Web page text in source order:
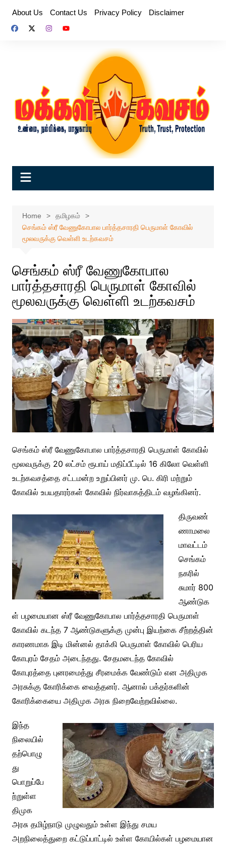
content
About Us Contact Us Privacy Policy Disclaimer
Home
தமிழகம்
செங்கம் ஸ்ரீ வேணுகோபால பார்த்தசாரதி பெருமாள் கோவில்
மூலவருக்கு வெள்ளி உடற்கவசம்
செங்கம் ஸ்ரீ வேணுகோபால
பார்த்தசாரதி பெருமாள் கோவில்
மூலவருக்கு வெள்ளி உடற்கவசம்
செங்கம் ஸ்ரீ வேணுகோபால பார்த்தசாரதி பெருமாள் கோவில்
மூலவருக்கு 20 லட்சம் ரூபாய் மதிப்பீட்டில் 16 கிலோ வெள்ளி
உடற்கவசத்தை சட்டமன்ற உறுப்பினர் மு. பெ. கிரி மற்றும்
கோவில் உபயதாரர்கள் கோவில் நிர்வாகத்திடம் வழங்கினர்.
திருவண்
ணாமலை
மாவட்டம்
செங்கம்
நகரில்
சுமார் 800
ஆண்டுக
ள் பழமையான ஸ்ரீ வேணுகோபால பார்த்தசாரதி பெருமாள்
கோவில் கடந்த 7 ஆண்டுகளுக்கு முன்பு இயற்கை சீற்றத்தின்
காரணமாக இடி மின்னல் தாக்கி பெருமாள் கோவில் பெரிய
கோபுரம் சேதம் அடைந்தது. சேதமடைந்த கோவில்
கோபுரத்தை புனரமைத்து சீரமைக்க வேண்டும் என அதிமுக
அரசுக்கு கோரிக்கை வைத்தனர். ஆனால் பக்தர்களின்
கோரிக்கையை அதிமுக அரசு நிறைவேற்றவில்லை.
இந்த
நிலையில்
தற்பொழு
து
பொறுப்பே
ற்றுள்ள
திமுக
அரசு தமிழ்நாடு முழுவதும் உள்ள இந்து சமய
அறநிலைத்துறை கட்டுப்பாட்டில் உள்ள கோயில்கள் பழமையான